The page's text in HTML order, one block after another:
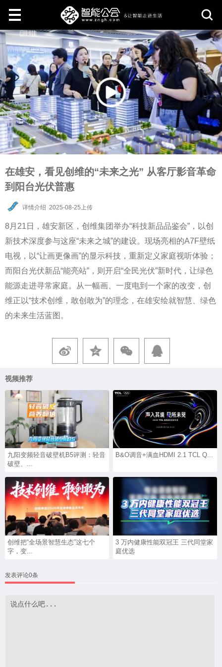
取
消
在雄安，看见创维的“未来之光” 从客厅影音革命
到阳台光伏普惠
详情介绍 2025-08-25上传
8月21日，雄安新区，创维集团举办“科技新品品鉴会”，以创
新技术深度参与这座“未来之城”的建设。现场亮相的A7F壁纸
电视，以“让画更像画”的显示科技，重新定义家庭视听体验；
而阳台光伏新品“能亮站”，则开启“全民光伏”新时代，让绿色
能源走进寻常家庭。从一幅画、一度电到一个家的改变，创
维正以“技术创维，敢创敢为”的理念，在雄安绘就智慧、绿色
的未来生活蓝图。
视频推荐
九阳变频轻音破壁机B5评测：轻音
破壁、...
B&O调音+满血HDMI 2.1 TCL Q...
创维把“全场景智慧生态”这七个
字，变...
3 万内健康性能双冠王 三代同堂家
庭优选
发表评论0条